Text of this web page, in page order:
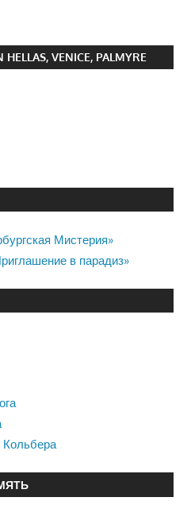
VENICE, PALMYRE
Мистерия»
в парадиз»
Кольбера